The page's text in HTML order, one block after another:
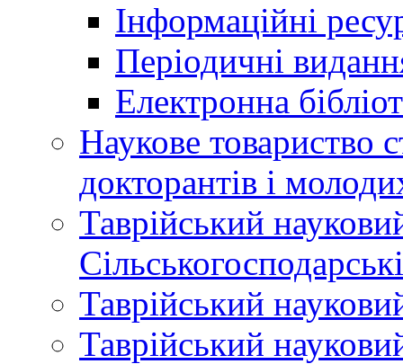
Інформаційні
Періодичні
Електронна
Наукове товариство
докторантів і
Таврійський
Таврійський
Таврійський